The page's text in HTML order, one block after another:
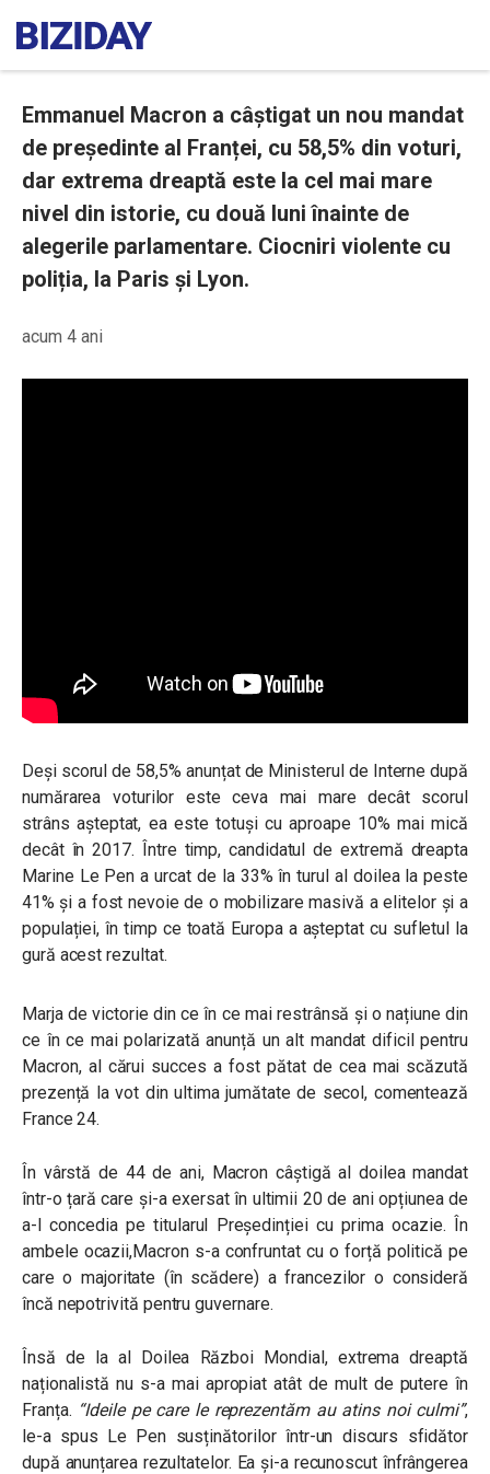
Emmanuel Macron a câștigat un nou mandat
de președinte al Franței, cu 58,5% din voturi,
dar extrema dreaptă este la cel mai mare
nivel din istorie, cu două luni înainte de
alegerile parlamentare. Ciocniri violente cu
poliția, la Paris și Lyon.
acum 4 ani
Deși scorul de 58,5% anunțat de Ministerul de Interne după
numărarea voturilor este ceva mai mare decât scorul
strâns așteptat, ea este totuși cu aproape 10% mai mică
decât în 2017. Între timp, candidatul de extremă dreapta
Marine Le Pen a urcat de la 33% în turul al doilea la peste
41% și a fost nevoie de o mobilizare masivă a elitelor și a
populației, în timp ce toată Europa a așteptat cu sufletul la
gură acest rezultat.
Marja de victorie din ce în ce mai restrânsă și o națiune din
ce în ce mai polarizată anunță un alt mandat dificil pentru
Macron, al cărui succes a fost pătat de cea mai scăzută
prezență la vot din ultima jumătate de secol, comentează
France 24.
În vârstă de 44 de ani, Macron câștigă al doilea mandat
într-o țară care și-a exersat în ultimii 20 de ani opțiunea de
a-l concedia pe titularul Președinției cu prima ocazie. În
ambele ocazii,Macron s-a confruntat cu o forță politică pe
care o majoritate (în scădere) a francezilor o consideră
încă nepotrivită pentru guvernare.
Însă de la al Doilea Război Mondial, extrema dreaptă
naționalistă nu s-a mai apropiat atât de mult de putere în
Franța. “Ideile pe care le reprezentăm au ​​atins noi culmi”,
le-a spus Le Pen susținătorilor într-un discurs sfidător
după anunțarea rezultatelor. Ea și-a recunoscut înfrângerea